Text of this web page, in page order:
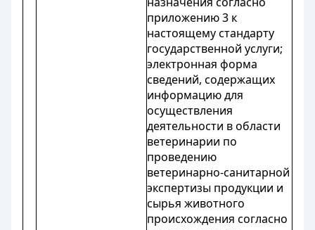
приложению 3 к
настоящему стандарту
государственной услуги;
электронная форма
сведений, содержащих
информацию для
осуществления
деятельности в области
ветеринарии по
проведению
ветеринарно-санитарной
экспертизы продукции и
сырья животного
происхождения согласно